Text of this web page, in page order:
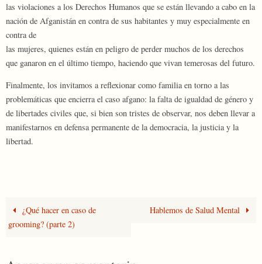
las violaciones a los Derechos Humanos que se están llevando a cabo en la
nación de Afganistán en contra de sus habitantes y muy especialmente en
contra de
las mujeres, quienes están en peligro de perder muchos de los derechos
que ganaron en el último tiempo, haciendo que vivan temerosas del futuro.
Finalmente, los invitamos a reflexionar como familia en torno a las
problemáticas que encierra el caso afgano: la falta de igualdad de género y
de libertades civiles que, si bien son tristes de observar, nos deben llevar a
manifestarnos en defensa permanente de la democracia, la justicia y la
libertad.
¿Qué hacer en caso de
grooming? (parte 2)
Hablemos de Salud Mental